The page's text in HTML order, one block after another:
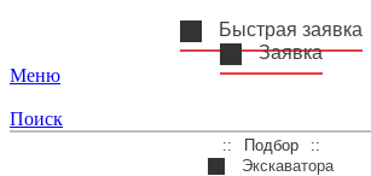
Быстрая заявка
Заявка
Меню
Поиск
Подбор
Экскаватора